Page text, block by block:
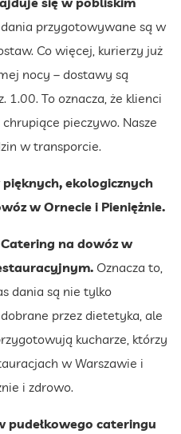
przygotowywane są w
Co więcej, kurierzy już
nocy – dostawy są
To oznacza, że klienci
pieczywo. Nasze
w transporcie.
pięknych, ekologicznych
w Ornecie i Pieniężnie.
na dowóz w
Oznacza to,
dania są nie tylko
przez dietetyka, ale
kucharze, którzy
w Warszawie i
i zdrowo.
cateringu